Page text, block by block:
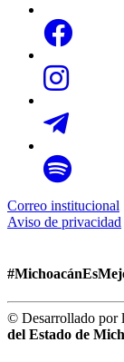
Correo institucional
Aviso de privacidad
© Desarrollado por
del Estado de